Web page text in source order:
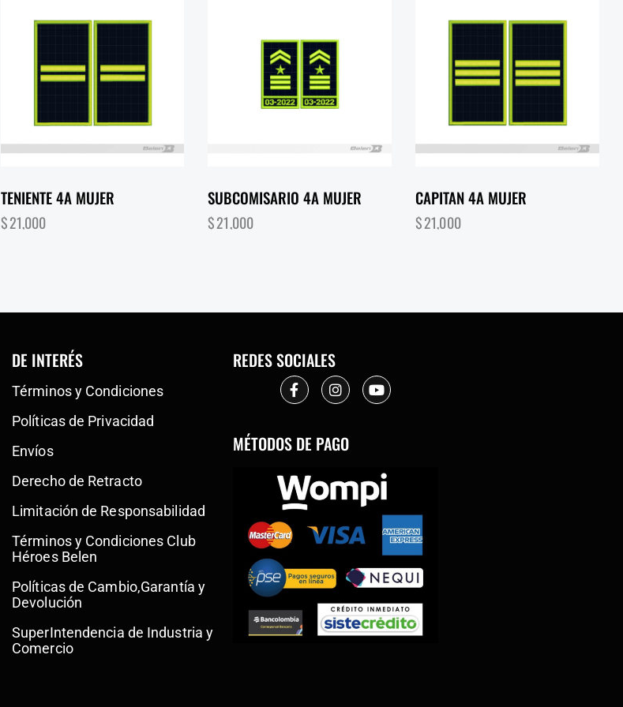
TENIENTE 4A MUJER
$21,000
SUBCOMISARIO 4A MUJER
$21,000
CAPITAN 4A MUJER
$21,000
DE INTERÉS
Términos y Condiciones
Políticas de Privacidad
Envíos
Derecho de Retracto
Limitación de Responsabilidad
Términos y Condiciones Club
Héroes Belen
Políticas de Cambio,Garantía y
Devolución
SuperIntendencia de Industria y
Comercio
REDES SOCIALES
MÉTODOS DE PAGO